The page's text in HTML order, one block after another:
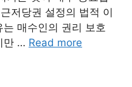
저당권 설정의 법적 이
매수인의 권리 보호
만 … Read more